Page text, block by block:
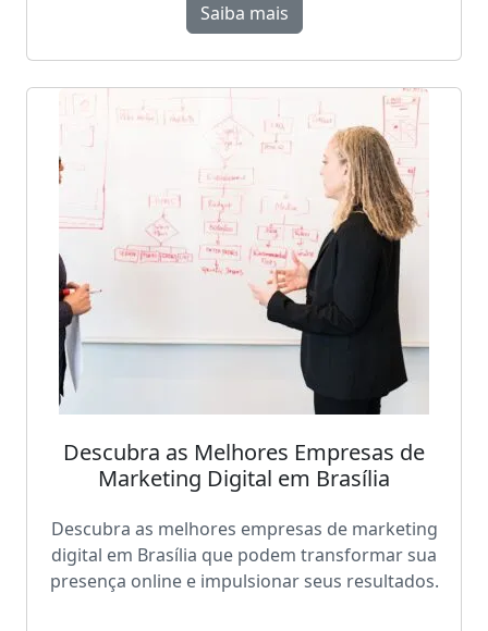
Saiba mais
Descubra as Melhores Empresas de
Marketing Digital em Brasília
Descubra as melhores empresas de marketing
digital em Brasília que podem transformar sua
presença online e impulsionar seus resultados.